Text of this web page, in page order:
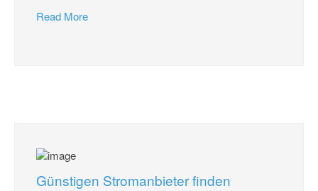
Read More
Günstigen Stromanbieter finden